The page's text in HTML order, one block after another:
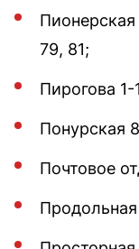
79, 81;
Пирогова 1-
Понурская
Почтовое